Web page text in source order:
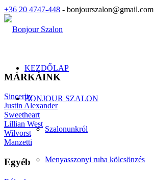
+36 20 4747-448 - bonjourszalon@gmail.com
KEZDŐLAP
BONJOUR SZALON
Szalonunkról
Menyasszonyi ruha kölcsönzés
MÁRKÁINK
Sincerity
Justin Alexander
Sweetheart
Lillian West
Wilvorst
Manzetti
Egyéb